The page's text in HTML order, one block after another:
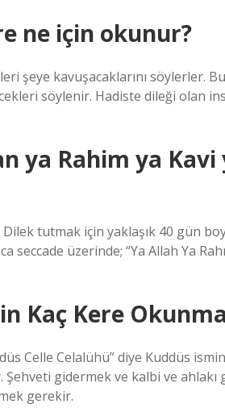
ne için okunur?
şeye kavuşacaklarını söylerler.
söylenir. Hadiste dileği olan
ya Rahim ya
tutmak için yaklaşık 40 gün
üzerinde; “Ya Allah Ya
Kaç Kere
Celle Celalühü” diye Kuddüs
Şehveti gidermek ve kalbi ve
gerekir.